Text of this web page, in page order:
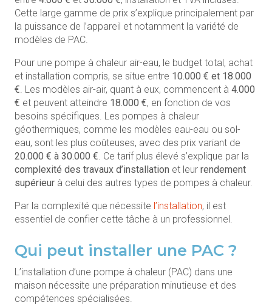
Cette large gamme de prix s’explique principalement par
la puissance de l’appareil et notamment la variété de
modèles de PAC.
Pour une pompe à chaleur air-eau, le budget total, achat
et installation compris, se situe entre 10.000 € et 18.000
€ . Les modèles air-air, quant à eux, commencent à 4.000
€ et peuvent atteindre 18.000 €, en fonction de vos
besoins spécifiques. Les pompes à chaleur
géothermiques, comme les modèles eau-eau ou sol-
eau, sont les plus coûteuses, avec des prix variant de
20.000 € à 30.000 € . Ce tarif plus élevé s’explique par la
complexité des travaux d’installation et leur rendement
supérieur à celui des autres types de pompes à chaleur.
Par la complexité que nécessite l’installation, il est
essentiel de confier cette tâche à un professionnel.
Qui peut installer une PAC ?
L’installation d’une pompe à chaleur (PAC) dans une
maison nécessite une préparation minutieuse et des
compétences spécialisées.